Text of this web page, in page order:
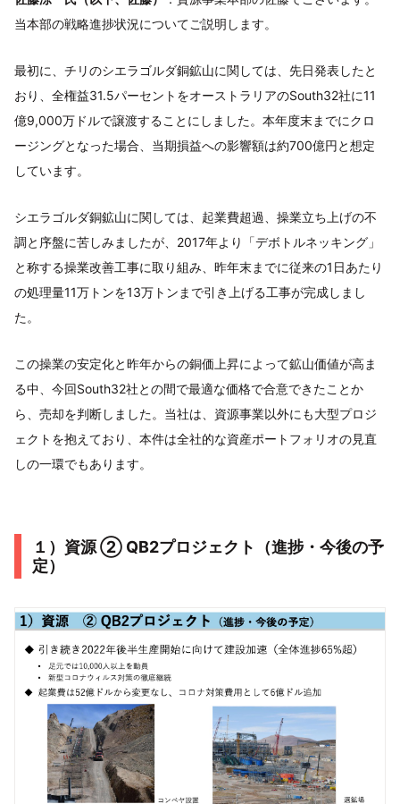
当本部の戦略進捗状況についてご説明します。
最初に、チリのシエラゴルダ銅鉱山に関しては、先日発表したと
おり、全権益31.5パーセントをオーストラリアのSouth32社に11
億9,000万ドルで譲渡することにしました。本年度末までにクロ
ージングとなった場合、当期損益への影響額は約700億円と想定
しています。
シエラゴルダ銅鉱山に関しては、起業費超過、操業立ち上げの不
調と序盤に苦しみましたが、2017年より「デボトルネッキング」
と称する操業改善工事に取り組み、昨年末までに従来の1日あたり
の処理量11万トンを13万トンまで引き上げる工事が完成しまし
た。
この操業の安定化と昨年からの銅価上昇によって鉱山価値が高ま
る中、今回South32社との間で最適な価格で合意できたことか
ら、売却を判断しました。当社は、資源事業以外にも大型プロジ
ェクトを抱えており、本件は全社的な資産ポートフォリオの見直
しの一環でもあります。
１）資源 ② QB2プロジェクト（進捗・今後の予
定）